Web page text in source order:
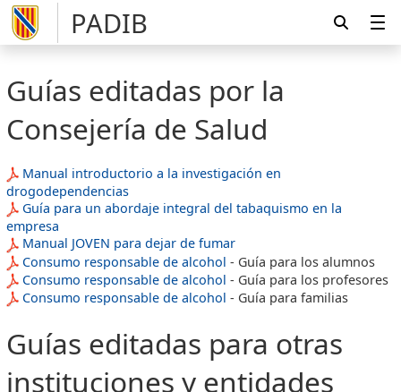
PADIB
Guías editadas por la
Consejería de Salud
Manual introductorio a la investigación en
drogodependencias
Guía para un abordaje integral del tabaquismo en la
empresa
Manual JOVEN para dejar de fumar
Consumo responsable de alcohol - Guía para los alumnos
Consumo responsable de alcohol - Guía para los profesores
Consumo responsable de alcohol - Guía para familias
Guías editadas para otras
instituciones y entidades